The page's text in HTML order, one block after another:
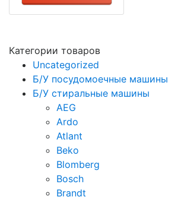
Категории товаров
Uncategorized
Б/У посудомоечные машины
Б/У стиральные машины
AEG
Ardo
Atlant
Beko
Blomberg
Bosch
Brandt